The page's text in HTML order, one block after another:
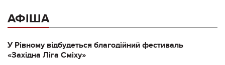
АФІША
У Рівному відбудеться благодійний фестиваль
«Західна Ліга Сміху»